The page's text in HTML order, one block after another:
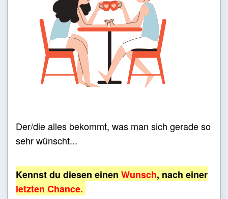
Der/die alles bekommt, was man sich gerade so
sehr wünscht...
Kennst du diesen einen Wunsch, nach einer
letzten Chance.